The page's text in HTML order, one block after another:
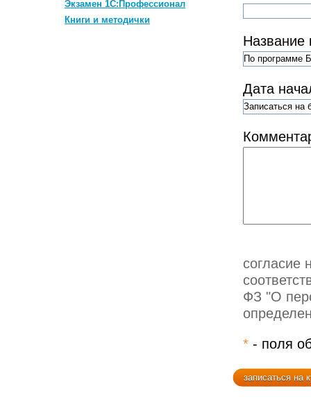
Экзамен 1С:Профессионал
Книги и методички
Название
Дата
согласие
ФЗ "О
* - поля